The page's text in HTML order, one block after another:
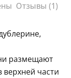
Отзывы (1)
размещают
части